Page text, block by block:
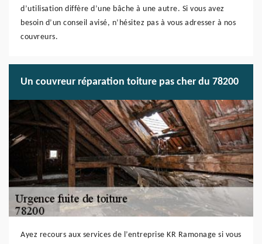
d’utilisation diffère d’une bâche à une autre. Si vous avez
besoin d’un conseil avisé, n’hésitez pas à vous adresser à nos
couvreurs.
Un couvreur réparation toiture pas cher du 78200
Ayez recours aux services de l’entreprise KR Ramonage si vous